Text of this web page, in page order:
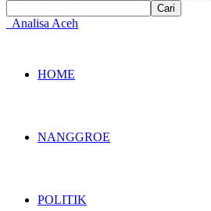
Analisa Aceh
HOME
NANGGROE
POLITIK